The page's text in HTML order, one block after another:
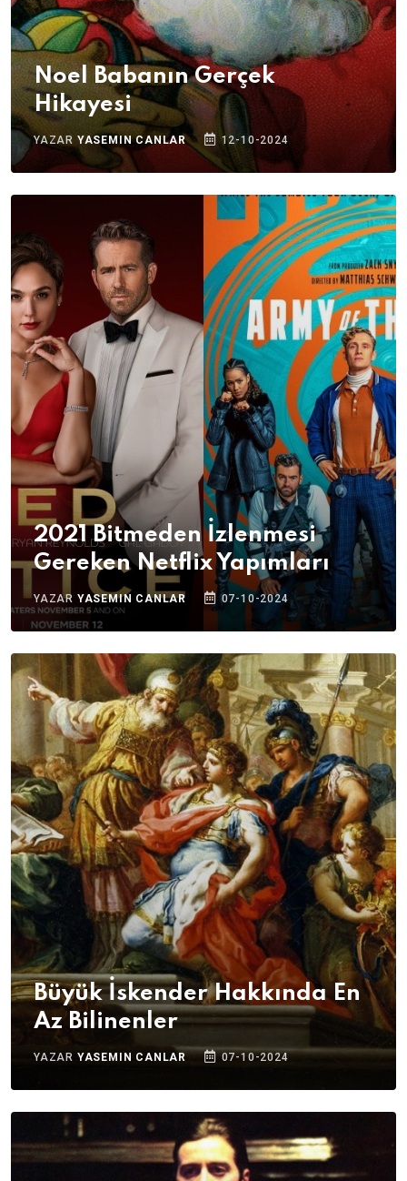
Noel Babanın Gerçek
Hikayesi
YAZAR YASEMIN CANLAR 12-10-2024
2021 Bitmeden İzlenmesi
Gereken Netflix Yapımları
YAZAR YASEMIN CANLAR 07-10-2024
Büyük İskender Hakkında En
Az Bilinenler
YAZAR YASEMIN CANLAR 07-10-2024